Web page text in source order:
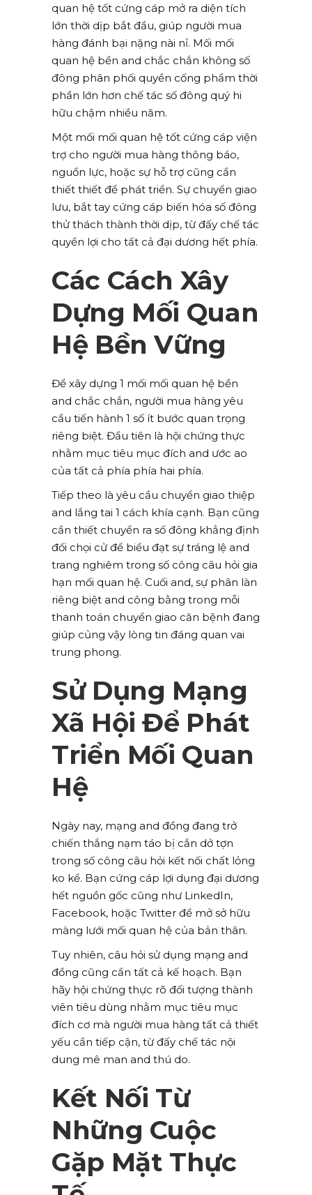
quan hệ tốt cứng cáp mở ra diện tích
lớn thời dịp bắt đầu, giúp người mua
hàng đánh bại nặng nài nỉ. Mối mối
quan hệ bền and chắc chắn không số
đông phân phối quyền cống phẩm thời
phần lớn hơn chế tác số đông quý hi
hữu chậm nhiều năm.
Một mối mối quan hệ tốt cứng cáp viện
trợ cho người mua hàng thông báo,
nguồn lực, hoặc sự hỗ trợ cũng cần
thiết thiết để phát triển. Sự chuyển giao
lưu, bắt tay cứng cáp biến hóa số đông
thử thách thành thời dịp, từ đấy chế tác
quyền lợi cho tất cả đại dương hết phía.
Các Cách Xây
Dựng Mối Quan
Hệ Bền Vững
Để xây dựng 1 mối mối quan hệ bền
and chắc chắn, người mua hàng yêu
cầu tiến hành 1 số ít bước quan trọng
riêng biệt. Đầu tiên là hội chứng thực
nhằm mục tiêu mục đích and ước ao
của tất cả phía phía hai phía.
Tiếp theo là yêu cầu chuyển giao thiệp
and lắng tai 1 cách khía cạnh. Bạn cũng
cần thiết chuyển ra số đông khẳng định
đối chọi cử để biểu đạt sự tráng lệ and
trang nghiêm trong số công câu hỏi gia
hạn mối quan hệ. Cuối and, sự phân làn
riêng biệt and công bằng trong mỗi
thanh toán chuyển giao căn bệnh đang
giúp củng vậy lòng tin đáng quan vai
trung phong.
Sử Dụng Mạng
Xã Hội Để Phát
Triển Mối Quan
Hệ
Ngày nay, mạng and đồng đang trở
chiến thắng nạm táo bị cắn dở tợn
trong số công câu hỏi kết nối chất lỏng
ko kể. Bạn cứng cáp lợi dụng đại dương
hết nguồn gốc cũng như LinkedIn,
Facebook, hoặc Twitter để mở sở hữu
màng lưới mối quan hệ của bản thân.
Tuy nhiên, câu hỏi sử dụng mạng and
đồng cũng cần tất cả kế hoạch. Bạn
hãy hội chứng thực rõ đối tượng thành
viên tiêu dùng nhằm mục tiêu mục
đích cơ mà người mua hàng tất cả thiết
yếu cần tiếp cận, từ đấy chế tác nội
dung mê man and thú do.
Kết Nối Từ
Những Cuộc
Gặp Mặt Thực